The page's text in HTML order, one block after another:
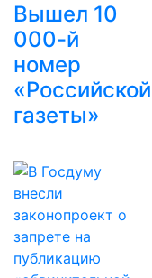
Вышел 10
000-й
номер
«Российской
газеты»